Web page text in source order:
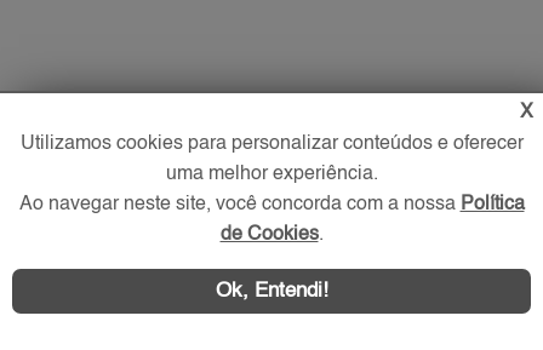
Imóveis
Comprar
Imóveis Novos
Imobiliária
X
Utilizamos cookies para personalizar conteúdos e oferecer
uma melhor experiência.
Ao navegar neste site, você concorda com a nossa Política
de Cookies.
Ok, Entendi!